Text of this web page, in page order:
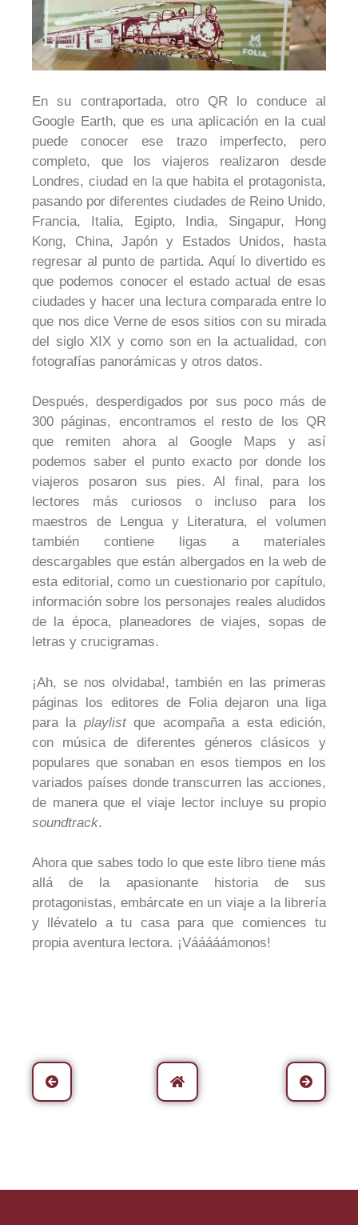
En su contraportada, otro QR lo conduce al
Google Earth, que es una aplicación en la cual
puede conocer ese trazo imperfecto, pero
completo, que los viajeros realizaron desde
Londres, ciudad en la que habita el protagonista,
pasando por diferentes ciudades de Reino Unido,
Francia, Italia, Egipto, India, Singapur, Hong
Kong, China, Japón y Estados Unidos, hasta
regresar al punto de partida. Aquí lo divertido es
que podemos conocer el estado actual de esas
ciudades y hacer una lectura comparada entre lo
que nos dice Verne de esos sitios con su mirada
del siglo XIX y como son en la actualidad, con
fotografías panorámicas y otros datos.
Después, desperdigados por sus poco más de
300 páginas, encontramos el resto de los QR
que remiten ahora al Google Maps y así
podemos saber el punto exacto por donde los
viajeros posaron sus pies. Al final, para los
lectores más curiosos o incluso para los
maestros de Lengua y Literatura, el volumen
también contiene ligas a materiales
descargables que están albergados en la web de
esta editorial, como un cuestionario por capítulo,
información sobre los personajes reales aludidos
de la época, planeadores de viajes, sopas de
letras y crucigramas.
¡Ah, se nos olvidaba!, también en las primeras
páginas los editores de Folia dejaron una liga
para la playlistque acompaña a esta edición,
con música de diferentes géneros clásicos y
populares que sonaban en esos tiempos en los
variados países donde transcurren las acciones,
de manera que el viaje lector incluye su propio
soundtrack.
Ahora que sabes todo lo que este libro tiene más
allá de la apasionante historia de sus
protagonistas, embárcate en un viaje a la librería
y llévatelo a tu casa para que comiences tu
propia aventura lectora. ¡Vááááámonos!